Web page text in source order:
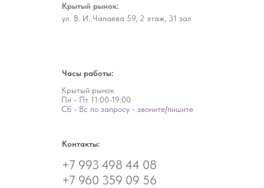
+7 993 498 44 08
+7 960 359 09 56
Крытый рынок:
ул. В. И. Чапаева 59, 2 этаж, 31 зал
Контакты:
Крытый рынок
Пн - Пт 11:00-19:00
Сб - Вс по запросу - звоните/пишите
Часы работы: